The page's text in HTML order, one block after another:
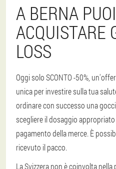
A BERNA PUOI
ACQUISTARE
LOSS
Oggi solo SCONTO -50%,
unica per investire sulla tua
ordinare con successo una
scegliere il dosaggio
pagamento della merce. È
ricevuto il pacco.
La Svizzera non è coinvolta